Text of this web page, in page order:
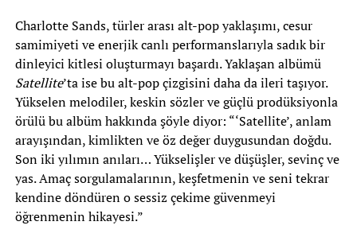
Charlotte Sands, türler arası alt-pop yaklaşımı, cesur
samimiyeti ve enerjik canlı performanslarıyla sadık bir
dinleyici kitlesi oluşturmayı başardı. Yaklaşan albümü
Satellite’ta ise bu alt-pop çizgisini daha da ileri taşıyor.
Yükselen melodiler, keskin sözler ve güçlü prodüksiyonla
örülü bu albüm hakkında şöyle diyor: “‘Satellite’, anlam
arayışından, kimlikten ve öz değer duygusundan doğdu.
Son iki yılımın anıları… Yükselişler ve düşüşler, sevinç ve
yas. Amaç sorgulamalarının, keşfetmenin ve seni tekrar
kendine döndüren o sessiz çekime güvenmeyi
öğrenmenin hikayesi.”